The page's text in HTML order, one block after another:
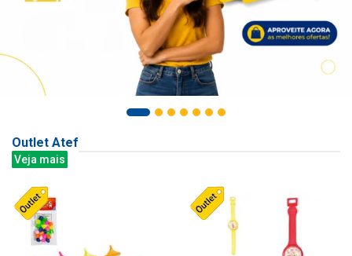
Outlet Atef
Veja mais